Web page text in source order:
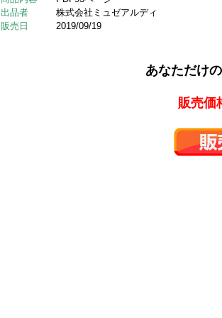
出品者
株式会社ミュゼアルディ
販売日
2019/09/19
あなただけ
販売価